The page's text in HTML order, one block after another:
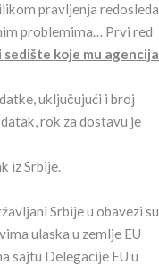
pravljenja redosleda
problemima… Prvi red
koje mu agencija
uključujući i broj
rok za dostavu je
iz Srbije.
Srbije u obavezi su
ulaska u zemlje EU
sajtu Delegacije EU u